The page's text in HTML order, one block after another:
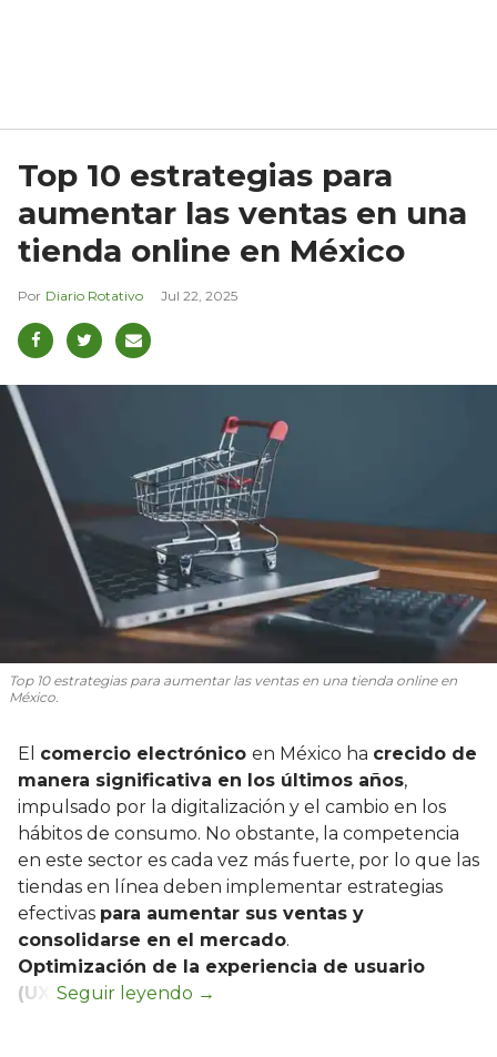
Top 10 estrategias para
aumentar las ventas en una
tienda online en México
Diario Rotativo Jul 22, 2025
Top 10 estrategias para aumentar las ventas en una tienda online en
México.
El comercio electrónico en México ha crecido de
manera significativa en los últimos años,
impulsado por la digitalización y el cambio en los
hábitos de consumo. No obstante, la competencia
en este sector es cada vez más fuerte, por lo que las
tiendas en línea deben implementar estrategias
efectivas para aumentar sus ventas y
consolidarse en el mercado.
Optimización de la experiencia de usuario
(UX)